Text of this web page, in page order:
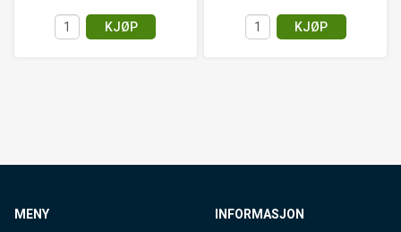
KJØP KJØP
MENY INFORMASJON